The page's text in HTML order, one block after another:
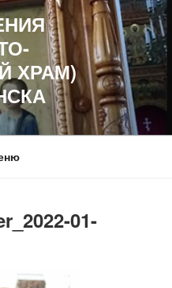
ХРАМ)
01-